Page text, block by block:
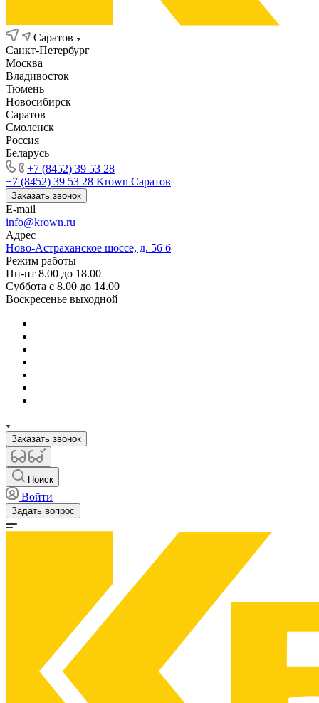
Саратов
Санкт-Петербург
Москва
Владивосток
Тюмень
Новосибирск
Саратов
Смоленск
Россия
Беларусь
+7 (8452) 39 53 28
+7 (8452) 39 53 28 Krown Саратов
Заказать звонок
E-mail
info@krown.ru
Адрес
Ново-Астраханское шоссе, д. 56 б
Режим работы
Пн-пт 8.00 до 18.00
Суббота с 8.00 до 14.00
Воскресенье выходной
Заказать звонок
Поиск
Войти
Задать вопрос